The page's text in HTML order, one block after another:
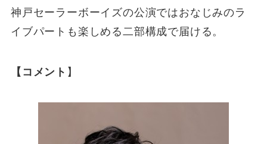
神戸セーラーボーイズの公演ではおなじみのラ
イブパートも楽しめる二部構成で届ける。
【コメント 】